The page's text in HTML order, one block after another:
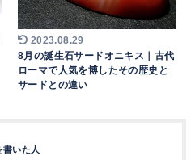
2023.08.29
8月の誕生石サードオニキス｜古代
ローマで人気を博したその歴史と
サードとの違い